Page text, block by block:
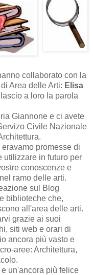
collaborato con la
Area delle Arti: Elisa
lascio a loro la parola
Giannone e ci avete
Civile Nazionale
promesse di
utilizzare in futuro per
conoscenze e
ramo delle arti.
sul Blog
biblioteche che,
all'area delle arti.
grazie ai suoi
siti web e orari di
ancora più vasto e
aree: Architettura,
un'ancora più felice